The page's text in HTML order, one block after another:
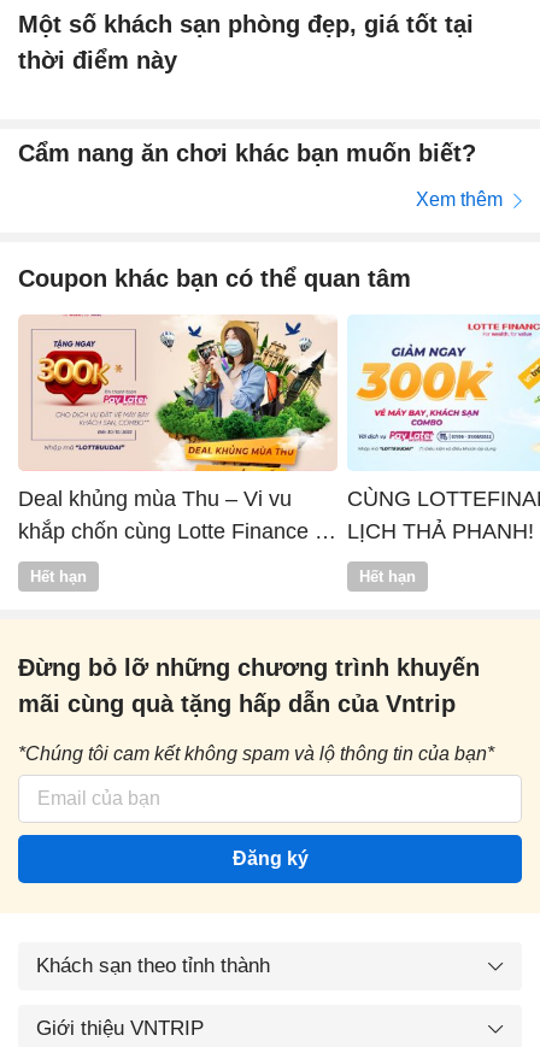
Một số khách sạn phòng đẹp, giá tốt tại
thời điểm này
Cẩm nang ăn chơi khác bạn muốn biết?
Xem thêm
Coupon khác bạn có thể quan tâm
Deal khủng mùa Thu – Vi vu
khắp chốn cùng Lotte Finance x
Vntrip
Hết hạn
CÙNG
LỊCH THẢ PHANH!
Hết hạn
Đừng bỏ lỡ những chương trình khuyến
mãi cùng quà tặng hấp dẫn của Vntrip
*Chúng tôi cam kết không spam và lộ thông tin của bạn*
Đăng ký
Khách sạn theo tỉnh thành
Giới thiệu VNTRIP